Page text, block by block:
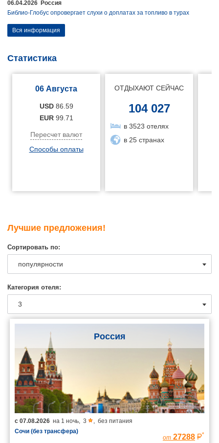
06.04.2026 Россия
Библио-Глобус опровергает слухи о доплатах за топливо в турах
Вся информация
Статистика
06 Августа
USD 86.59
EUR 99.71
Пересчет валют
Способы оплаты
ОТДЫХАЮТ СЕЙЧАС
104 027
в 3523 отелях
в 25 странах
Лучшие предложения!
Сортировать по:
Категория отеля:
Россия
с 07.08.2026 на 1 ночь, 3 , без питания
Сочи (без трансфера)
от 27288 *